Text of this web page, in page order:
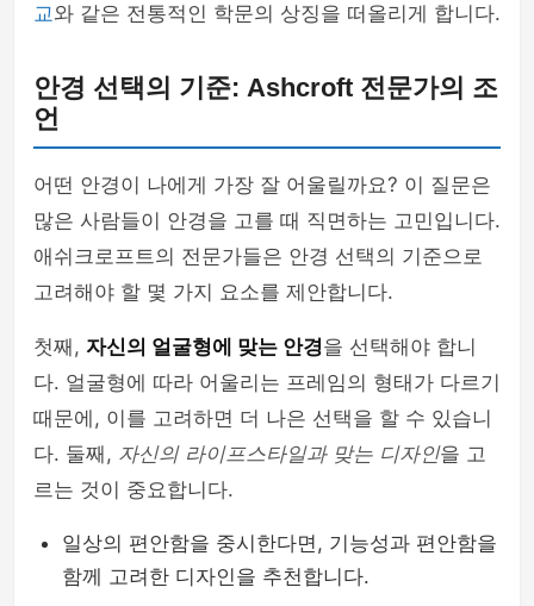
교와 같은 전통적인 학문의 상징을 떠올리게 합니다.
안경 선택의 기준: Ashcroft 전문가의 조
언
어떤 안경이 나에게 가장 잘 어울릴까요? 이 질문은
많은 사람들이 안경을 고를 때 직면하는 고민입니다.
애쉬크로프트의 전문가들은 안경 선택의 기준으로
고려해야 할 몇 가지 요소를 제안합니다.
첫째, 자신의 얼굴형에 맞는 안경을 선택해야 합니
다. 얼굴형에 따라 어울리는 프레임의 형태가 다르기
때문에, 이를 고려하면 더 나은 선택을 할 수 있습니
다. 둘째, 자신의 라이프스타일과 맞는 디자인을 고
르는 것이 중요합니다.
일상의 편안함을 중시한다면, 기능성과 편안함을
함께 고려한 디자인을 추천합니다.